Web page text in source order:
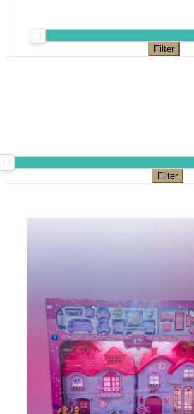
Filter
Filter